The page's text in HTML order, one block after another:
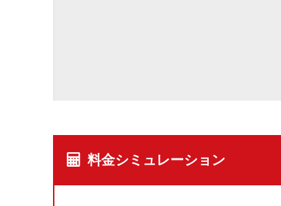
料金シミュレーション